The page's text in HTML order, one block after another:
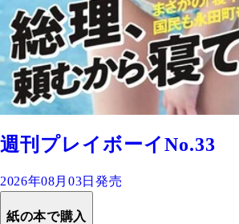
週刊プレイボーイNo.33
2026年08月03日発売
紙の本で購入